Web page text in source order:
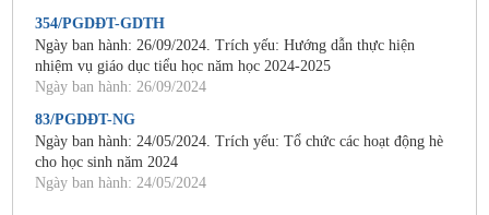
354/PGDĐT-GDTH
Ngày ban hành: 26/09/2024. Trích yếu: Hướng dẫn thực hiện
nhiệm vụ giáo dục tiểu học năm học 2024-2025
Ngày ban hành: 26/09/2024
83/PGDĐT-NG
Ngày ban hành: 24/05/2024. Trích yếu: Tổ chức các hoạt động hè
cho học sinh năm 2024
Ngày ban hành: 24/05/2024